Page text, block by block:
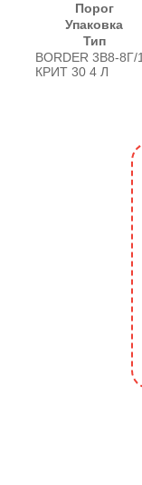
Порог
Упаковка
Тип
BORDER 3В8-8Г/
КРИТ 30 4 Л